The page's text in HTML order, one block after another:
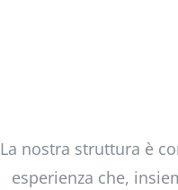
La nostra struttura è
esperienza che,